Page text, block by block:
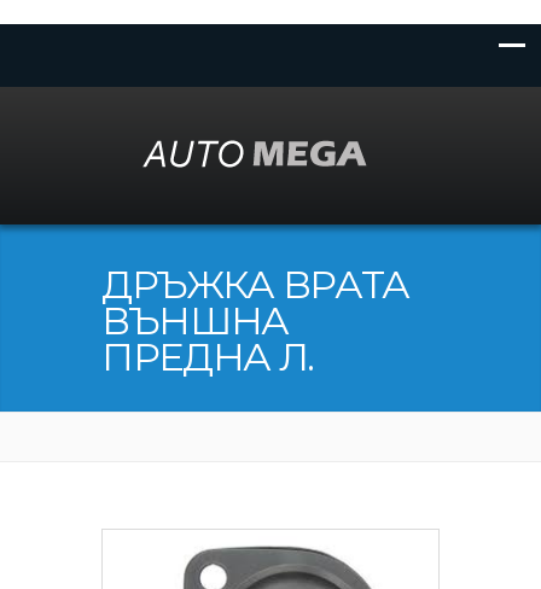
ДРЪЖКА ВРАТА
ВЪНШНА
ПРЕДНА Л.